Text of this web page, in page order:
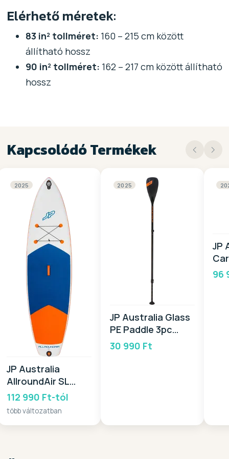
Elérhető méretek:
83 in² tollméret: 160 – 215 cm között
állítható hossz
90 in² tollméret: 162 – 217 cm között állítható
hossz
Kapcsolódó Termékek
2025
JP Australia
AllroundAir SL
2025
112 990 Ft-tól
több változatban
2025
JP Australia Glass
PE Paddle 3pc
2025
30 990 Ft
JP
96